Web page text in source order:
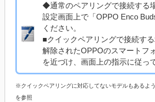
◆通常のペアリングで接続する
設定画面上で「OPPO Enco
ください。
■クイックペアリングで接続す
解除されたOPPOのスマートフ
を近づけ、画面上の指示に従っ
※クイックペアリングに対応してないモデルもあるよ
を参照